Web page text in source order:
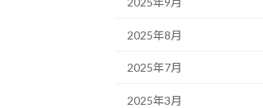
2025年8月
2025年7月
2025年3月